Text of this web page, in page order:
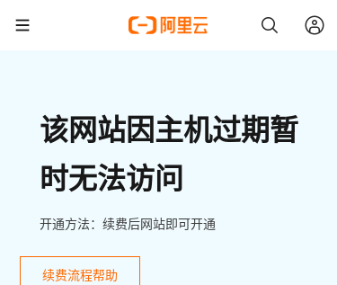
该网站因主机过期暂
时无法访问
开通方法：续费后网站即可开通
续费流程帮助